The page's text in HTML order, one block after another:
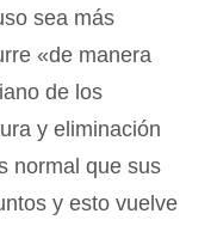
sea más
«de manera
de los
y eliminación
normal que sus
y esto vuelve